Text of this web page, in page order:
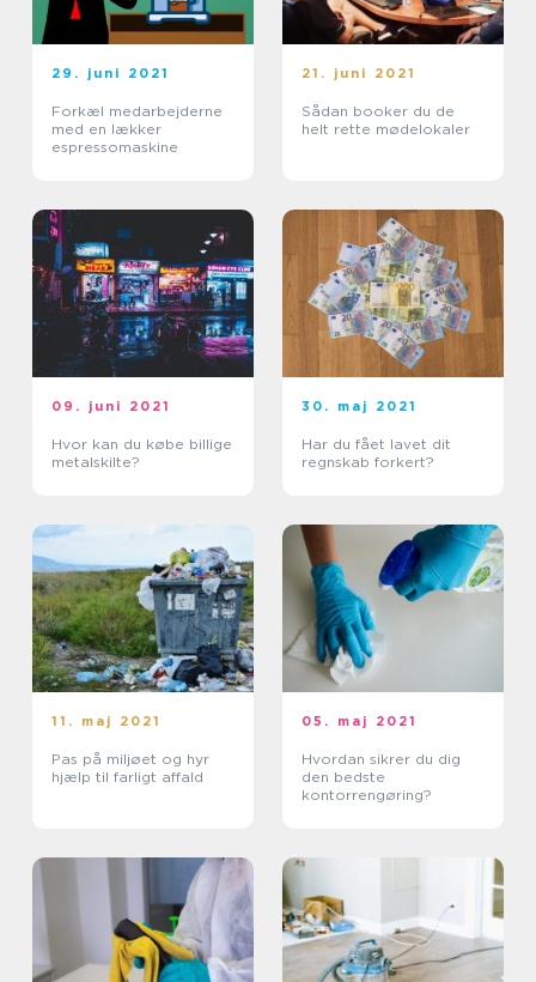
29. juni 2021
Forkæl medarbejderne
med en lækker
espressomaskine
21. juni 2021
Sådan booker du de
helt rette mødelokaler
09. juni 2021
Hvor kan du købe billige
metalskilte?
30. maj 2021
Har du fået lavet dit
regnskab forkert?
11. maj 2021
Pas på miljøet og hyr
hjælp til farligt affald
05. maj 2021
Hvordan sikrer du dig
den bedste
kontorrengøring?